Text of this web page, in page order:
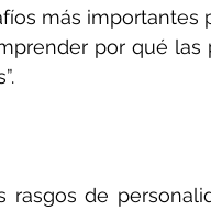
más importantes
por qué las
de